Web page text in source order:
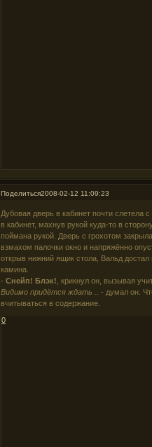
Поделиться2008-02-12 11:09:23
Дубовая дверь в кабинет почти слетела
в кабинет, махнув рукой куда-то в
поймана рукой. Дверь с грохотом
взмахом палочки окно и напряжённо
открыв нижний ящик стола, Вальд
камина.
-Снейп! Блэк! , крикнул он, вызывая
Видимо придётся ждать ..
- думал он.
вчитываться в содержание.
0